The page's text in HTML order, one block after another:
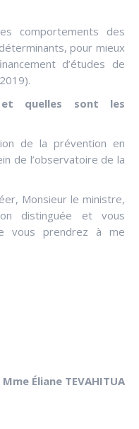
comportements des
pour mieux
d’études de
quelles sont les
de la prévention en
de l’observatoire de la
Monsieur le ministre,
distinguée et vous
vous prendrez à me
Mme Éliane TEVAHITUA